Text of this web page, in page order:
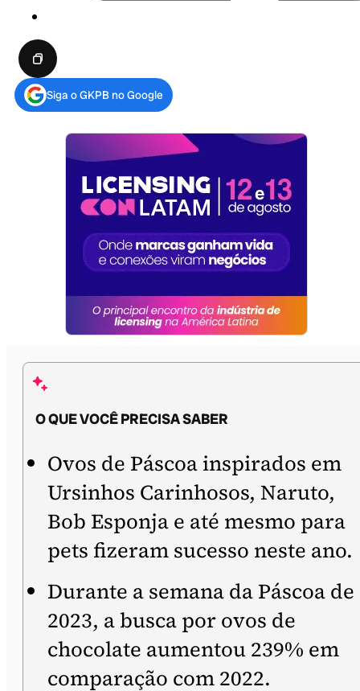
Siga o GKPB no Google
O QUE VOCÊ PRECISA SABER
Ovos de Páscoa inspirados em
Ursinhos Carinhosos, Naruto,
Bob Esponja e até mesmo para
pets fizeram sucesso neste ano.
Durante a semana da Páscoa de
2023, a busca por ovos de
chocolate aumentou 239% em
comparação com 2022.